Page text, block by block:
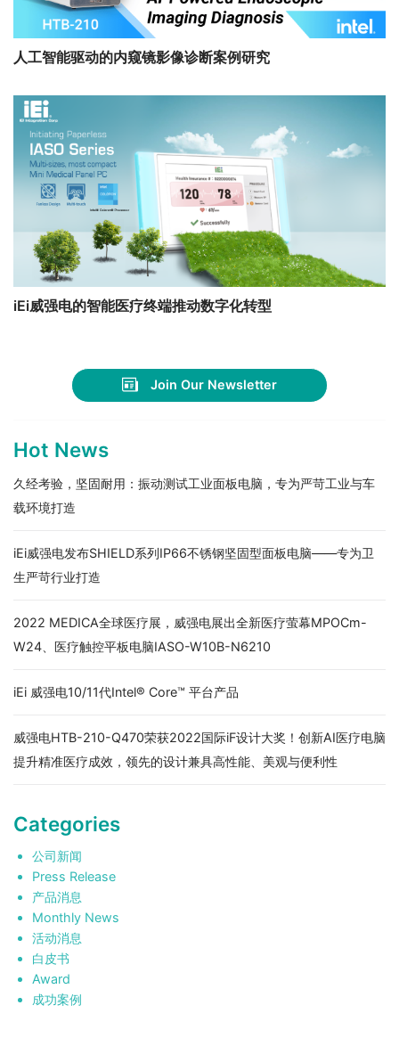
人工智能驱动的内窥镜影像诊断案例研究
iEi威强电的智能医疗终端推动数字化转型
Join Our Newsletter
Hot News
久经考验，坚固耐用：振动测试工业面板电脑，专为严苛工业与车
载环境打造
iEi威强电发布SHIELD系列IP66不锈钢坚固型面板电脑——专为卫
生严苛行业打造
2022 MEDICA全球医疗展，威强电展出全新医疗萤幕MPOCm-
W24、医疗触控平板电脑IASO-W10B-N6210
iEi 威强电10/11代Intel® Core™ 平台产品
威强电HTB-210-Q470荣获2022国际iF设计大奖！创新AI医疗电脑
提升精准医疗成效，领先的设计兼具高性能、美观与便利性
Categories
公司新闻
Press Release
产品消息
Monthly News
活动消息
白皮书
Award
成功案例